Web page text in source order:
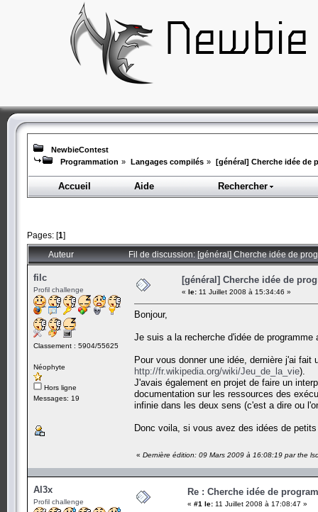
NewbieContest
Programmation » Langages compilés » [général] Cherche idée de
Accueil Aide Rechercher
Pages: [1]
Auteur Fil de discussion: [général] Cherche idée de
filc
Profil challenge
Classement : 5904/55625
Néophyte
Hors ligne
Messages: 19
[général] Cherche idée de
« le: 11 Juillet 2008 à 15:34:46 »
Bonjour,
Je suis a la recherche d'idée de
Pour vous donner une idée, dernière j'ai
http://fr.wikipedia.org/wiki/Jeu_de_la_vie).
J'avais également en projet de faire un
documentation sur les ressources des
infinie dans les deux sens (c'est a dire ou
Donc voila, si vous avez des idées de
« Dernière édition: 09 Mars 2009 à 16:08:19 par the
Al3x
Profil challenge
Re : Cherche idée de
« #1 le: 11 Juillet 2008 à 17:08:47 »